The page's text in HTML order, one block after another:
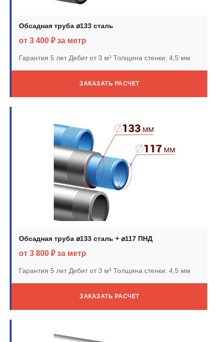
Обсадная труба ⌀133 сталь
от 3 400 ₽ за метр
Гарантия 5 летДебит от 3 м³ Толщина стенки: 4,5 мм
ЗАКАЗАТЬ РАСЧЕТ
Обсадная труба ⌀133 сталь + ⌀117 ПНД
от 3 800 ₽ за метр
Гарантия 5 летДебит от 3 м³ Толщина стенки: 4,5 мм
ЗАКАЗАТЬ РАСЧЕТ